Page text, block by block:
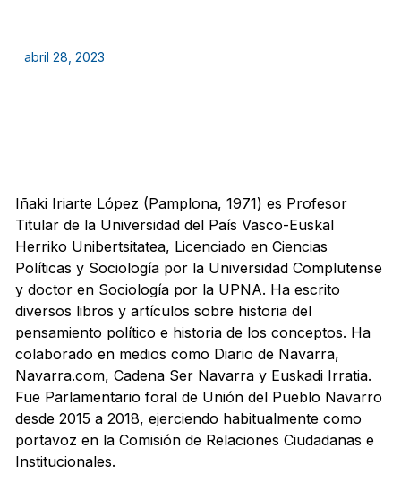
abril 28, 2023
Iñaki Iriarte López (Pamplona, 1971) es Profesor
Titular de la Universidad del País Vasco-Euskal
Herriko Unibertsitatea, Licenciado en Ciencias
Políticas y Sociología por la Universidad Complutense
y doctor en Sociología por la UPNA. Ha escrito
diversos libros y artículos sobre historia del
pensamiento político e historia de los conceptos. Ha
colaborado en medios como Diario de Navarra,
Navarra.com, Cadena Ser Navarra y Euskadi Irratia.
Fue Parlamentario foral de Unión del Pueblo Navarro
desde 2015 a 2018, ejerciendo habitualmente como
portavoz en la Comisión de Relaciones Ciudadanas e
Institucionales.